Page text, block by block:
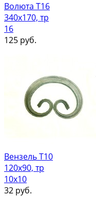
Волюта Т16
340х170, тр
16
125 руб.
Вензель Т10
120х90, тр
10х10
32 руб.